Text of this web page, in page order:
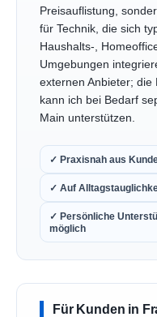
Preisauflistung,
für Technik, die sich
Haushalts-,
Umgebungen
externen Anbieter;
kann ich bei Bedarf
Main unterstützen.
✓ Praxisnah aus
✓ Auf
✓ Persönliche
möglich
Für Kunden in